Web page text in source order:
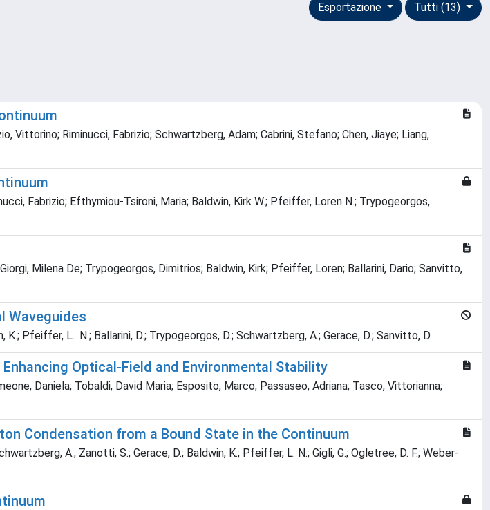
Tutti (13)
Esportazione
Vittorino; Riminucci, Fabrizio; Schwartzberg, Adam; Cabrini, Stefano; Chen, Jiaye; Liang,
Fabrizio; Efthymiou-Tsironi, Maria; Baldwin, Kirk W.; Pfeiffer, Loren N.; Trypogeorgos,
Milena De; Trypogeorgos, Dimitrios; Baldwin, Kirk; Pfeiffer, Loren; Ballarini, Dario; Sanvitto,
Waveguides
K.; Pfeiffer, L. N.; Ballarini, D.; Trypogeorgos, D.; Schwartzberg, A.; Gerace, D.; Sanvitto, D.
Optical-Field and Environmental Stability
Daniela; Tobaldi, David Maria; Esposito, Marco; Passaseo, Adriana; Tasco, Vittorianna;
Condensation from a Bound State in the Continuum
A.; Zanotti, S.; Gerace, D.; Baldwin, K.; Pfeiffer, L. N.; Gigli, G.; Ogletree, D. F.; Weber-